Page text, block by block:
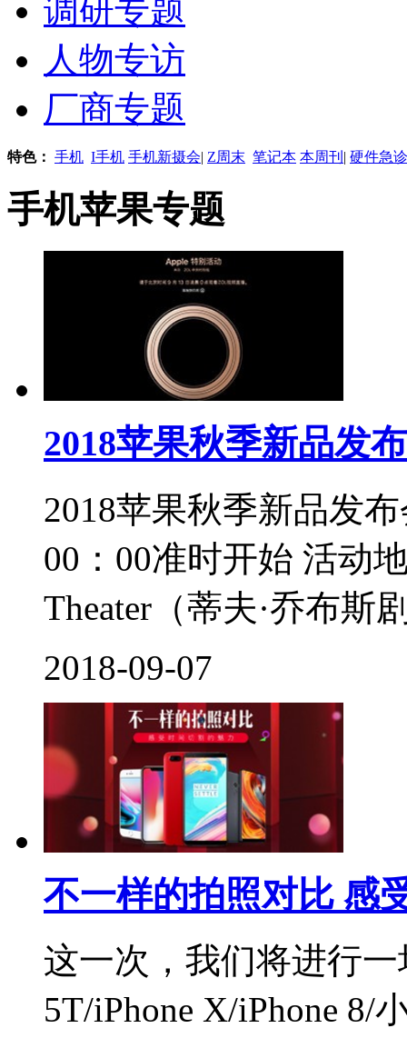
调研专题
人物专访
厂商专题
特色： 手机 I手机 手机新摄会| Z周末 笔记本 本周刊 | 硬件急
手机苹果专题
2018苹果秋季新品发
2018苹果秋季新品发
00：00准时开始 活动
Theater（蒂夫·乔布斯
2018-09-07
不一样的拍照对比 感
这一次，我们将进行
5T/iPhone X/iPhone 8/